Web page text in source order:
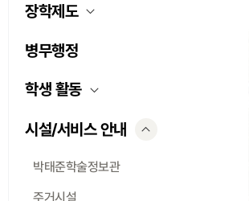
장학제도
병무행정
학생 활동
시설/서비스 안내
박태준학술정보관
주거시설